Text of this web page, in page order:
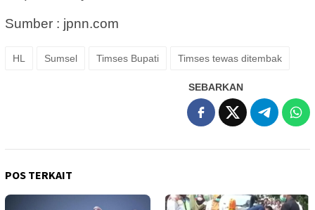
Sumber : jpnn.com
HL Sumsel Timses Bupati Timses tewas ditembak
SEBARKAN
POS TERKAIT